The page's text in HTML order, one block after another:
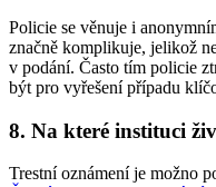
Policie se věnuje i
značně komplikuje, jelikož
v podání. Často tím policie
být pro vyřešení případu
8. Na které instituci
Trestní oznámení je možno